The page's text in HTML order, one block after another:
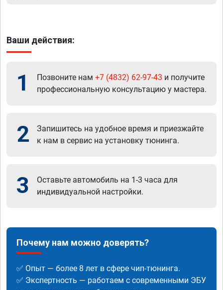
Ваши действия:
1 Позвоните нам +7 (4832) 62-97-43 и получите
профессиональную консультацию у мастера.
2
Запишитесь на удобное время и приезжайте
к нам в сервис на установку тюнинга.
3
Оставьте автомобиль на 1-3 часа для
индивидуальной настройки.
Почему нам можно доверять?
✅ Опыт — более 8 лет в сфере чип-тюнинга.
✅ Экспертность — работаем с современными ЭБУ